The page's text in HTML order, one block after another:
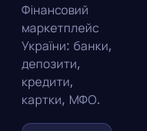
Фінансовий
маркетплейс
України: банки,
депозити,
кредити,
картки, МФО.